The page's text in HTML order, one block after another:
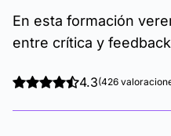
En esta formación
entre crítica y
4.3(426